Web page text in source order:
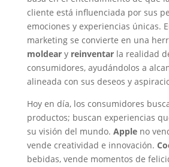
cliente está influenciada por sus
emociones y experiencias únicas.
marketing se convierte en una
moldeary reinventarla realidad
consumidores, ayudándolos a
alineada con sus deseos y
Hoy en día, los consumidores
productos; buscan experiencias
su visión del mundo. Appleno
vende creatividad e innovación.
bebidas, vende momentos de